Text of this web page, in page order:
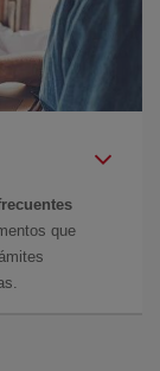
que